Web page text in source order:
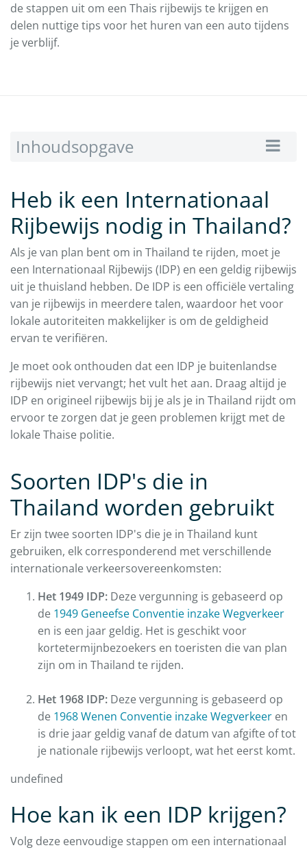
de stappen uit om een Thais rijbewijs te krijgen en
delen nuttige tips voor het huren van een auto tijdens
je verblijf.
Inhoudsopgave
Heb ik een Internationaal
Rijbewijs nodig in Thailand?
Als je van plan bent om in Thailand te rijden, moet je
een Internationaal Rijbewijs (IDP) en een geldig rijbewijs
uit je thuisland hebben. De IDP is een officiële vertaling
van je rijbewijs in meerdere talen, waardoor het voor
lokale autoriteiten makkelijker is om de geldigheid
ervan te verifiëren.
Je moet ook onthouden dat een IDP je buitenlandse
rijbewijs niet vervangt; het vult het aan. Draag altijd je
IDP en origineel rijbewijs bij je als je in Thailand rijdt om
ervoor te zorgen dat je geen problemen krijgt met de
lokale Thaise politie.
Soorten IDP's die in
Thailand worden gebruikt
Er zijn twee soorten IDP's die je in Thailand kunt
gebruiken, elk corresponderend met verschillende
internationale verkeersovereenkomsten:
Het 1949 IDP: Deze vergunning is gebaseerd op
de 1949 Geneefse Conventie inzake Wegverkeer
en is een jaar geldig. Het is geschikt voor
kortetermijnbezoekers en toeristen die van plan
zijn om in Thailand te rijden.
Het 1968 IDP: Deze vergunning is gebaseerd op
de 1968 Wenen Conventie inzake Wegverkeer en
is drie jaar geldig vanaf de datum van afgifte of tot
je nationale rijbewijs verloopt, wat het eerst komt.
undefined
Hoe kan ik een IDP krijgen?
Volg deze eenvoudige stappen om een internationaal